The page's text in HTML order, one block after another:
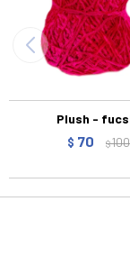
Plush -
$ 70 $100